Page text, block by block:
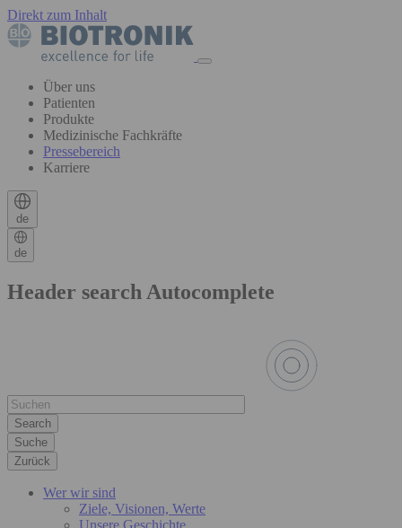
Direkt zum Inhalt
Über uns
Patienten
Produkte
Medizinische Fachkräfte
Pressebereich
Karriere
de
de
Header search Autocomplete
Suche
Zurück
Wer wir sind
Ziele, Visionen, Werte
Unsere Geschichte